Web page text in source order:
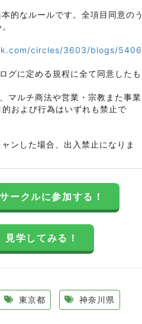
的なルールです。全項目同意のう
circles/3603/blogs/5406
グに定める規程に全て同意したも
マルチ商法や営業・宗教また事業
および行為はいずれも禁止で
ンした場合、出入禁止になりま
ークルに参加する！
見学してみる！
東京都 神奈川県